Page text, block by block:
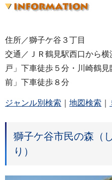
住所／獅子ケ谷３丁目
交通／ＪＲ鶴見駅西口から
戸」下車徒歩５分・川崎鶴
前」下車徒歩８分
ジャンル別検索 地図検索
獅子ケ谷市民の森（
り）